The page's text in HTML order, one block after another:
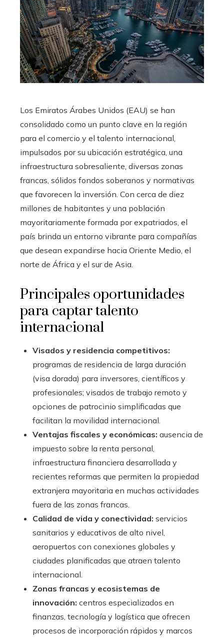
Los Emiratos Árabes Unidos (EAU) se han
consolidado como un punto clave en la región
para el comercio y el talento internacional,
impulsados por su ubicación estratégica, una
infraestructura sobresaliente, diversas zonas
francas, sólidos fondos soberanos y normativas
que favorecen la inversión. Con cerca de diez
millones de habitantes y una población
mayoritariamente formada por expatriados, el
país brinda un entorno vibrante para compañías
que desean expandirse hacia Oriente Medio, el
norte de África y el sur de Asia.
Principales oportunidades
para captar talento
internacional
Visados y residencia competitivos:
programas de residencia de larga duración
(visa dorada) para inversores, científicos y
profesionales; visados de trabajo remoto y
opciones de patrocinio simplificadas que
facilitan la movilidad internacional.
Ventajas fiscales y económicas: ausencia de
impuesto sobre la renta personal,
infraestructura financiera desarrollada y
recientes reformas que permiten la propiedad
extranjera mayoritaria en muchas actividades
fuera de las zonas francas.
Calidad de vida y conectividad: servicios
sanitarios y educativos de alto nivel,
aeropuertos con conexiones globales y
ciudades planificadas que atraen talento
internacional.
Zonas francas y ecosistemas de
innovación: centros especializados en
finanzas, tecnología y logística que ofrecen
procesos de incorporación rápidos y marcos